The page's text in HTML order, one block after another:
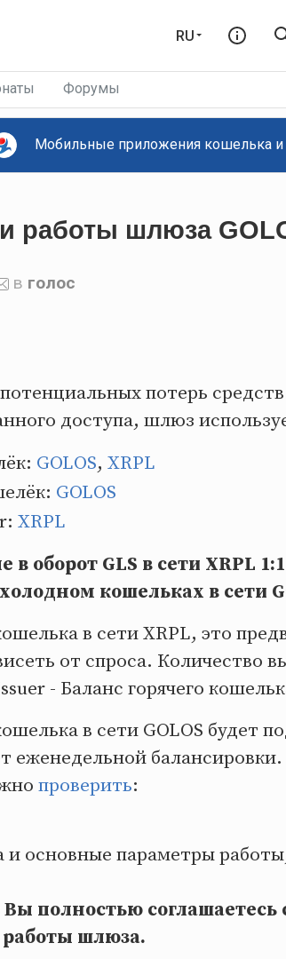
RU
Форумы
Мобильные приложения кошелька и
работы шлюза
в голос
потерь
доступа, шлюз
GOLOS, XRPL
GOLOS
XRPL
оборот GLS в сети XRPL
кошельках в сети
в сети XRPL, это
от спроса. Количество
- Баланс горячего
в сети GOLOS будет
еженедельной
проверить:
и основные параметры
полностью соглашаетесь
шлюза.